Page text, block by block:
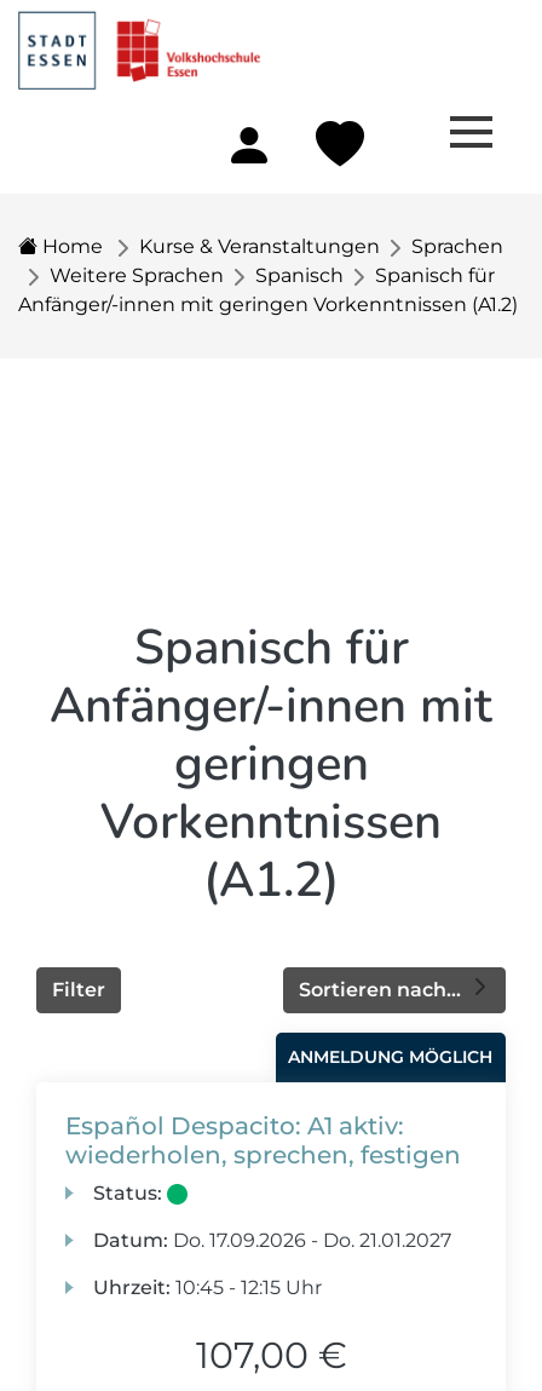
Home Kurse & Veranstaltungen
Sprachen
Weitere Sprachen
Spanisch
Spanisch für
Anfänger/-innen mit geringen Vorkenntnissen (A1.2)
Spanisch für
Anfänger/-innen mit
geringen
Vorkenntnissen
(A1.2)
Sortieren nach...
Filter
ANMELDUNG MÖGLICH
Español Despacito: A1 aktiv:
wiederholen, sprechen, festigen
Status:
Datum: Do. 17.09.2026 - Do. 21.01.2027
Uhrzeit: 10:45 - 12:15 Uhr
107,00 €